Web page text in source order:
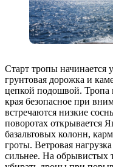
Старт тропы начинается
грунтовая дорожка и
цепкой подошвой. Тропа
края безопасное при
встречаются низкие
поворотах открывается
базальтовых колонн,
гроты. Ветровая
сильнее. На обрывистых